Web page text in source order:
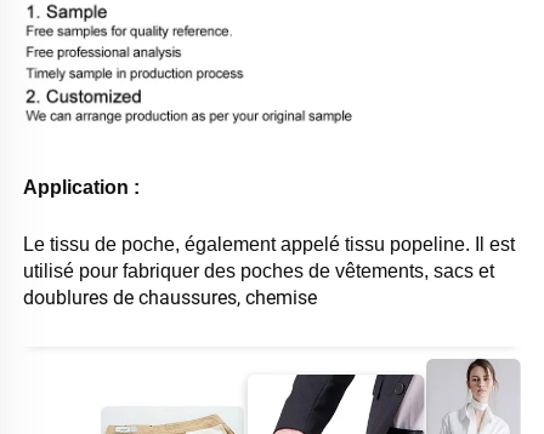
Application :
Le tissu de poche, également appelé tissu popeline. Il est
utilisé pour fabriquer des poches de vêtements, sacs et
doublures de chaussures, chemise